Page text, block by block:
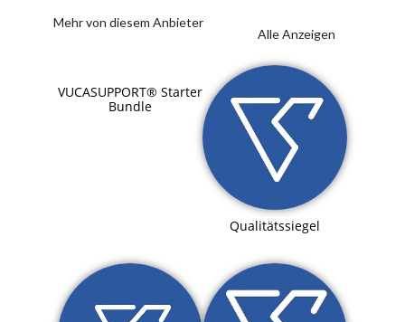
Mehr von diesem Anbieter
Alle Anzeigen
VUCASUPPORT® Starter
Bundle
Qualitätssiegel